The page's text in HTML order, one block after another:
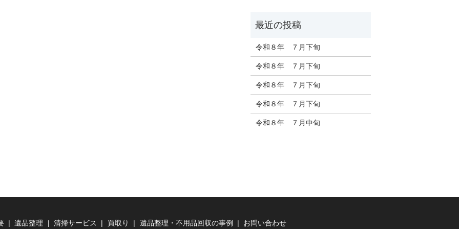
令和８年 ７月下旬
令和８年 ７月下旬
令和８年 ７月下旬
令和８年 ７月下旬
令和８年 ７月中旬
遺品整理 清掃サービス 買取り 遺品整理・不用品回収の事例 お問い合わせ